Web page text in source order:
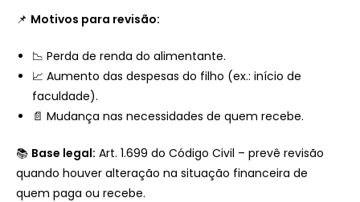
📌 Motivos para revisão:
📉 Perda de renda do alimentante.
📈 Aumento das despesas do filho (ex.: início de
faculdade).
📄 Mudança nas necessidades de quem recebe.
📚 Base legal: Art. 1.699 do Código Civil – prevê revisão
quando houver alteração na situação financeira de
quem paga ou recebe.